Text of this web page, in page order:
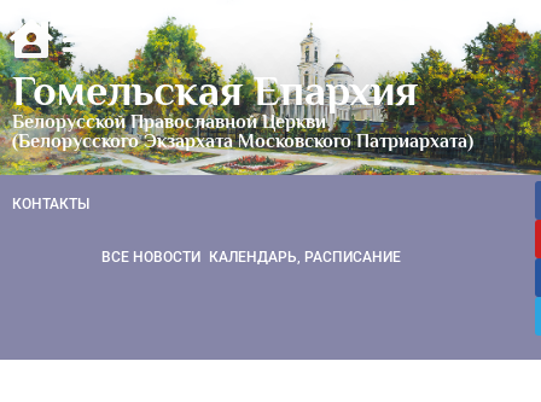
Гомельская Епархия
Белорусской Православной Церкви
(Белорусского Экзархата Московского Патриархата)
КОНТАКТЫ
ВСЕ НОВОСТИ КАЛЕНДАРЬ, РАСПИСАНИЕ